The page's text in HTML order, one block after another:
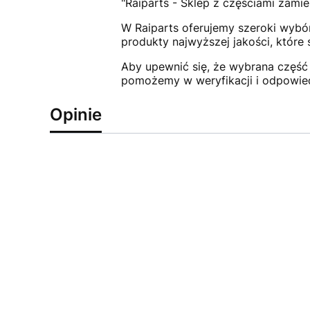
"Raiparts - Sklep z częściami
W Raiparts oferujemy szeroki
produkty najwyższej jakości, które
Aby upewnić się, że wybrana
pomożemy w weryfikacji i
Opinie